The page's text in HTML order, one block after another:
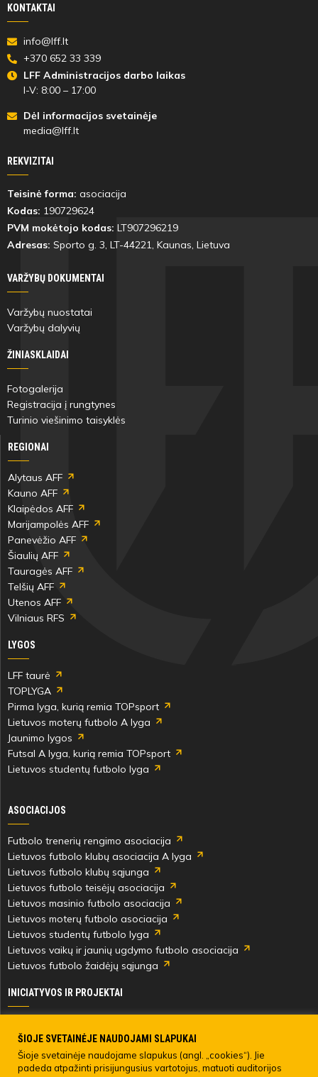
KONTAKTAI
info@lff.lt
+370 652 33 339
LFF Administracijos darbo laikas
I-V: 8:00 – 17:00
Dėl informacijos svetainėje
media@lff.lt
REKVIZITAI
Teisinė forma: asociacija
Kodas: 190729624
PVM mokėtojo kodas: LT907296219
Adresas: Sporto g. 3, LT-44221, Kaunas, Lietuva
VARŽYBŲ DOKUMENTAI
Varžybų nuostatai
Varžybų dalyvių
ŽINIASKLAIDAI
Fotogalerija
Registracija į rungtynes
Turinio viešinimo taisyklės
REGIONAI
Alytaus AFF
Kauno AFF
Klaipėdos AFF
Marijampolės AFF
Panevėžio AFF
Šiaulių AFF
Tauragės AFF
Telšių AFF
Utenos AFF
Vilniaus RFS
LYGOS
LFF taurė
TOPLYGA
Pirma lyga, kurią remia TOPsport
Lietuvos moterų futbolo A lyga
Jaunimo lygos
Futsal A lyga, kurią remia TOPsport
Lietuvos studentų futbolo lyga
ASOCIACIJOS
Futbolo trenerių rengimo asociacija
Lietuvos futbolo klubų asociacija A lyga
Lietuvos futbolo klubų sąjunga
Lietuvos futbolo teisėjų asociacija
Lietuvos masinio futbolo asociacija
Lietuvos moterų futbolo asociacija
Lietuvos studentų futbolo lyga
Lietuvos vaikų ir jaunių ugdymo futbolo asociacija
Lietuvos futbolo žaidėjų sąjunga
INICIATYVOS IR PROJEKTAI
Paramos fondai
Medicinos centras
Live Your Goals
ŠIOJE SVETAINĖJE NAUDOJAMI SLAPUKAI
Šioje svetainėje naudojame slapukus (angl. „cookies“). Jie
padeda atpažinti prisijungusius vartotojus, matuoti auditorijos